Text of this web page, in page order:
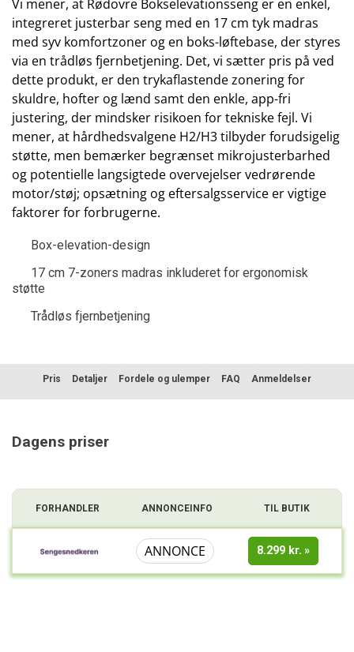
Vi mener, at Rødovre Bokselevationsseng er en enkel,
integreret justerbar seng med en 17 cm tyk madras
med syv komfortzoner og en boks-løftebase, der styres
via en trådløs fjernbetjening. Det, vi sætter pris på ved
dette produkt, er den trykaflastende zonering for
skuldre, hofter og lænd samt den enkle, app-fri
justering, der mindsker risikoen for tekniske fejl. Vi
mener, at hårdhedsvalgene H2/H3 tilbyder forudsigelig
støtte, men bemærker begrænset mikrojusterbarhed
og potentielle langsigtede overvejelser vedrørende
motor/støj; opsætning og eftersalgsservice er vigtige
faktorer for forbrugerne.
Box-elevation-design
17 cm 7-zoners madras inkluderet for ergonomisk
støtte
Trådløs fjernbetjening
Pris Detaljer Fordele og ulemper FAQ Anmeldelser
Dagens priser
FORHANDLER ANNONCEINFO TIL BUTIK
ANNONCE 8.299 kr.